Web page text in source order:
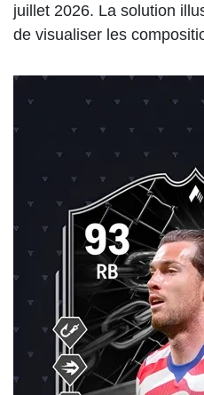
juillet 2026. La solution
de visualiser les